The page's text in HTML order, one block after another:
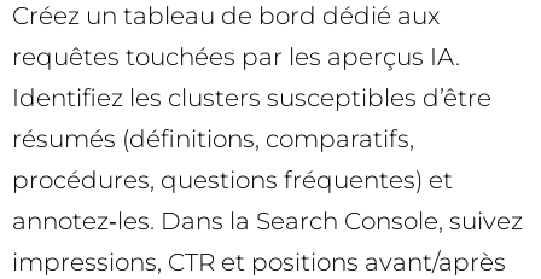
Créez un tableau de bord dédié aux
requêtes touchées par les aperçus IA.
Identifiez les clusters susceptibles d’être
résumés (définitions, comparatifs,
procédures, questions fréquentes) et
annotez‑les. Dans la Search Console, suivez
impressions, CTR et positions avant/après